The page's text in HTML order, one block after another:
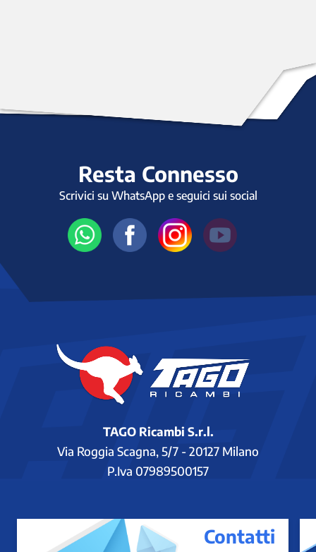
Resta Connesso
Scrivici su WhatsApp e seguici sui social
TAGO Ricambi S.r.l.
Via Roggia Scagna, 5/7 - 20127 Milano
P.Iva 07989500157
Contatti